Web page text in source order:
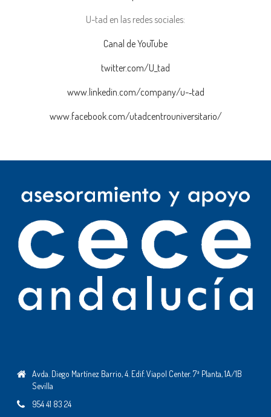
U-­tad en las redes sociales:
Canal de YouTube
twitter.com/U_tad
www.linkedin.com/company/u-­‐tad
www.facebook.com/utadcentrouniversitario/
Avda. Diego Martínez Barrio, 4. Edif. Viapol Center. 7ª Planta, 1A/1B
Sevilla
954 41 83 24